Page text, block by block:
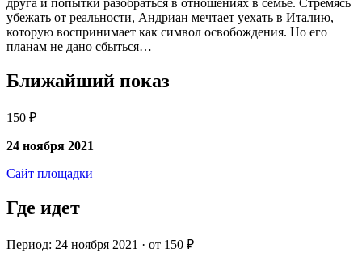
друга и попытки разобраться в отношениях в семье. Стремясь
убежать от реальности, Андриан мечтает уехать в Италию,
которую воспринимает как символ освобождения. Но его
планам не дано сбыться…
Ближайший показ
150 ₽
24 ноября 2021
Сайт площадки
Где идет
Период: 24 ноября 2021 · от 150 ₽